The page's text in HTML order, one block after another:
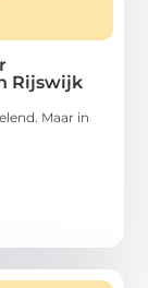
Rijswijk
Maar in